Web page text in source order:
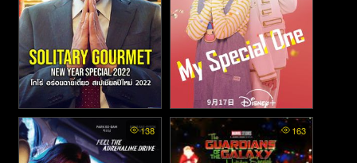
Solitary Gourmet New Year
Special - โกโร่ อร่อยฉาย
เดี่ยว สเปเชียลปีใหม่ (2022)
My Special One (2025)
138 163